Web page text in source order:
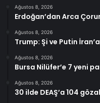
Ağustos 8, 2026
Erdoğan’dan Arca
Ağustos 8, 2026
Trump: Şi ve Putin
Ağustos 8, 2026
Bursa Nilüfer’e 7 yeni
Ağustos 8, 2026
30 ilde DEAŞ’a 104